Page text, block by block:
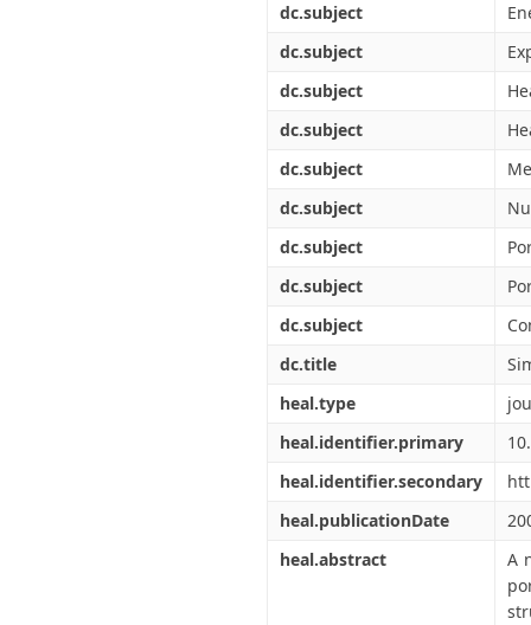
dc.subject
dc.subject
dc.subject
dc.subject
dc.subject
dc.subject
dc.subject
dc.subject
dc.subject
dc.title
heal.type
heal.identifier.primary
heal.identifier.secondary
heal.publicationDate
heal.abstract
A